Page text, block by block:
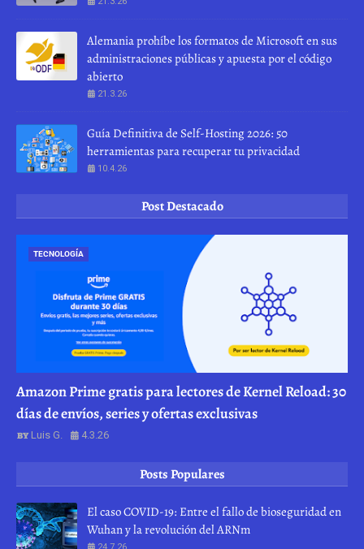
Alemania prohíbe los formatos de Microsoft en sus
administraciones públicas y apuesta por el código
abierto
21.3.26
Guía Definitiva de Self-Hosting 2026: 50
herramientas para recuperar tu privacidad
10.4.26
Post Destacado
TECNOLOGÍA
Amazon Prime gratis para lectores de Kernel Reload: 30
días de envíos, series y ofertas exclusivas
Luis G. 4.3.26
Posts Populares
El caso COVID-19: Entre el fallo de bioseguridad en
Wuhan y la revolución del ARNm